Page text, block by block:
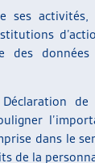
ses activités,
des données
dans le
de la